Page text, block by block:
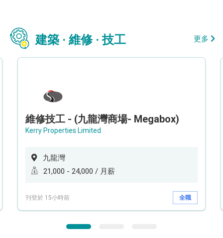
建築 · 維修 · 技工 更多
維修技工 - (九龍灣商場- Megabox)
Kerry Properties Limited
九龍灣
21,000 - 24,000 / 月薪
刊登於 15小時前 全職